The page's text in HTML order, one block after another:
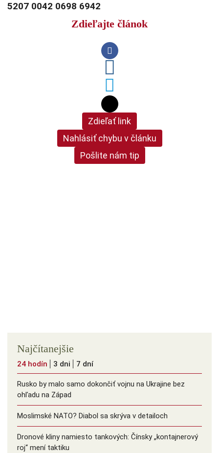
5207 0042 0698 6942
Zdieľajte článok
Zdieľať link
Nahlásiť chybu v článku
Pošlite nám tip
Najčítanejšie
24 hodín 3 dni 7 dní
Rusko by malo samo dokončiť vojnu na Ukrajine bez
ohľadu na Západ
Moslimské NATO? Diabol sa skrýva v detailoch
Dronové kliny namiesto tankových: Čínsky ️„kontajnerový
roj“ mení taktiku